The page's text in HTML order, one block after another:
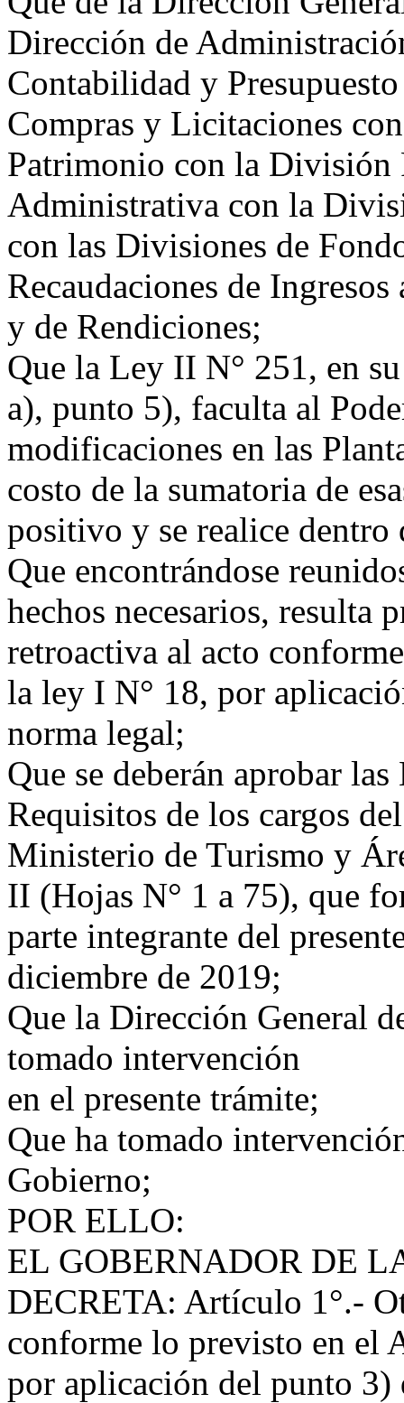
Dirección de
Contabilidad y
Compras y Licitaciones
Patrimonio con la División
Administrativa con la
con las Divisiones de
Recaudaciones de
y de Rendiciones;
Que la Ley II N° 251, en
a), punto 5), faculta al
modificaciones en las
costo de la sumatoria de
positivo y se realice dentro
Que encontrándose
hechos necesarios, resulta
retroactiva al acto
la ley I N° 18, por
norma legal;
Que se deberán aprobar
Requisitos de los cargos del
Ministerio de Turismo y
II (Hojas N° 1 a 75), que
parte integrante del
diciembre de 2019;
Que la Dirección General
tomado intervención
en el presente trámite;
Que ha tomado
Gobierno;
POR ELLO:
EL GOBERNADOR DE
DECRETA: Artículo 1°.-
conforme lo previsto en el
por aplicación del punto 3)